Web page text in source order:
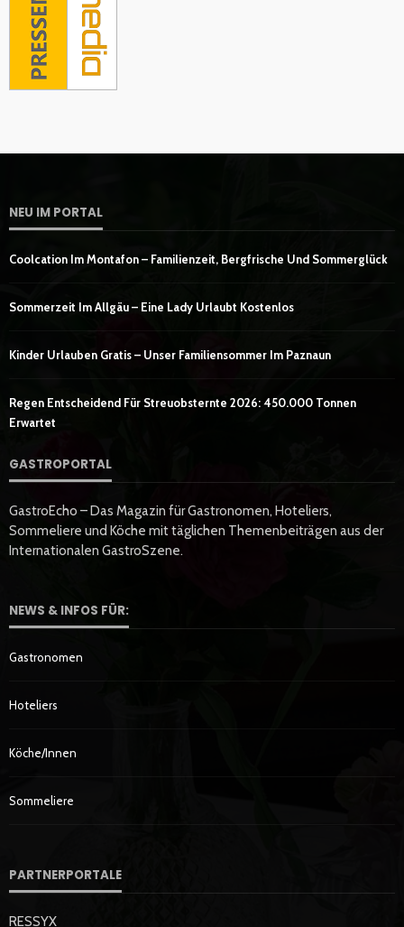
NEU IM PORTAL
Coolcation Im Montafon – Familienzeit, Bergfrische Und Sommerglück
Sommerzeit Im Allgäu – Eine Lady Urlaubt Kostenlos
Kinder Urlauben Gratis – Unser Familiensommer Im Paznaun
Regen Entscheidend Für Streuobsternte 2026: 450.000 Tonnen
Erwartet
GASTROPORTAL
GastroEcho – Das Magazin für Gastronomen, Hoteliers,
Sommeliere und Köche mit täglichen Themenbeiträgen aus der
Internationalen GastroSzene.
NEWS & INFOS FÜR:
Gastronomen
Hoteliers
Köche/innen
Sommeliere
PARTNERPORTALE
RESSYX